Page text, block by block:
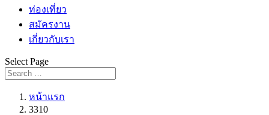
ท่องเที่ยว
สมัครงาน
เกี่ยวกับเรา
Select Page
หน้าแรก
3310